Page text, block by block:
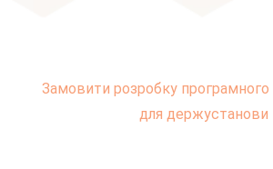
Замовити розробку програмного
для держустанови